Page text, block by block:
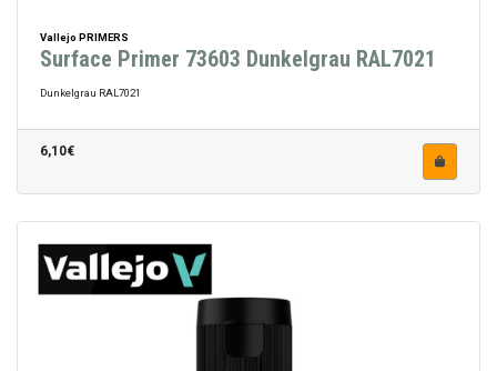
Vallejo PRIMERS
Surface Primer 73603 Dunkelgrau RAL7021
Dunkelgrau RAL7021
6,10€